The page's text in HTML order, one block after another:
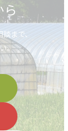
まで、
。